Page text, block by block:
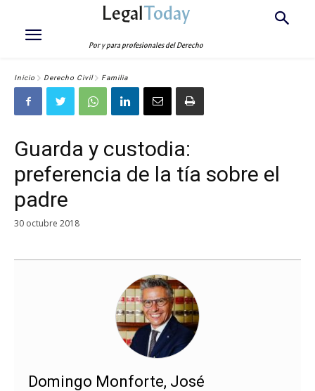
LegalToday
Por y para profesionales del Derecho
Inicio Derecho Civil Familia
Guarda y custodia:
preferencia de la tía sobre el
padre
30 octubre 2018
Domingo Monforte, José